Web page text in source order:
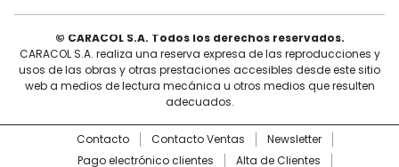
© CARACOL S.A. Todos los derechos reservados.
CARACOL S.A. realiza una reserva expresa de las reproducciones y
usos de las obras y otras prestaciones accesibles desde este sitio
web a medios de lectura mecánica u otros medios que resulten
adecuados.
Contacto Contacto Ventas
Newsletter
Pago electrónico clientes
Alta de Clientes